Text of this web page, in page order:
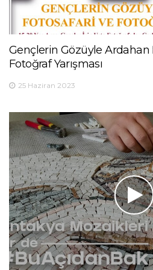
Gençlerin Gözüyle Ardahan
Fotoğraf Yarışması
25 Haziran 2023